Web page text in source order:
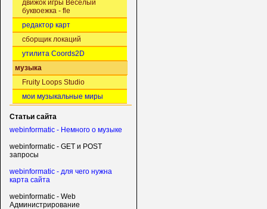
движок игры Веселый
буквоежка - fle
редактор карт
сборщик локаций
утилита Coords2D
музыка
Fruity Loops Studio
мои музыкальные миры
Статьи сайта
webinformatic - Немного о музыке
webinformatic - GET и POST
запросы
webinformatic - для чего нужна
карта сайта
webinformatic - Web
Администрирование